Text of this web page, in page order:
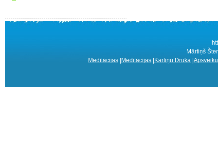
Mārtiņš
Meditācijas Meditācijas Kartiņu Druka